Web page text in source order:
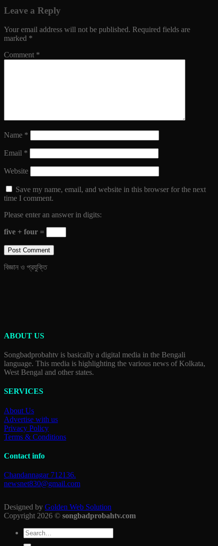
Leave a Reply
Your email address will not be published. Required fields are
marked *
Comment *
Name *
Email *
Website
Save my name, email, and website in this browser for the next
time I comment.
Please enter an answer in digits:
five + four =
বিজ্ঞান ও প্রযুক্তি
ABOUT US
Songbadprobahtv is basically a digital media in the Bengali
language. This media is highlighting the various news of Kolkata,
West Bengal and other states.
SERVICES
About Us
Advertise with us
Privacy Policy
Terms & Conditions
Contact info
Chandannagar 712136.
newsnet830@gmail.com
Designed by Golden Web Solution
Copyright 2026 © songbadprobahtv.com